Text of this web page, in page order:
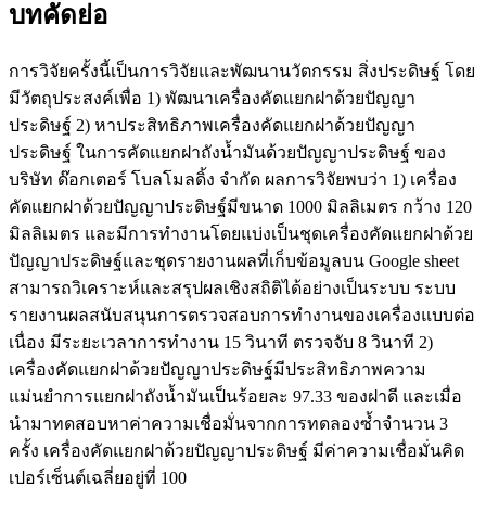
บทคัดย่อ
การวิจัยครั้งนี้เป็นการวิจัยและพัฒนานวัตกรรม สิ่งประดิษฐ์ โดย
มีวัตถุประสงค์เพื่อ 1) พัฒนาเครื่องคัดแยกฝาด้วยปัญญา
ประดิษฐ์ 2) หาประสิทธิภาพเครื่องคัดแยกฝาด้วยปัญญา
ประดิษฐ์ ในการคัดแยกฝาถังน้ำมันด้วยปัญญาประดิษฐ์ ของ
บริษัท ด๊อกเตอร์ โบลโมลดิ้ง จำกัด ผลการวิจัยพบว่า 1) เครื่อง
คัดแยกฝาด้วยปัญญาประดิษฐ์มีขนาด 1000 มิลลิเมตร กว้าง 120
มิลลิเมตร และมีการทำงานโดยแบ่งเป็นชุดเครื่องคัดแยกฝาด้วย
ปัญญาประดิษฐ์และชุดรายงานผลที่เก็บข้อมูลบน Google sheet
สามารถวิเคราะห์และสรุปผลเชิงสถิติได้อย่างเป็นระบบ ระบบ
รายงานผลสนับสนุนการตรวจสอบการทำงานของเครื่องแบบต่อ
เนื่อง มีระยะเวลาการทำงาน 15 วินาที ตรวจจับ 8 วินาที 2)
เครื่องคัดแยกฝาด้วยปัญญาประดิษฐ์มีประสิทธิภาพความ
แม่นยำการแยกฝาถังน้ำมันเป็นร้อยละ 97.33 ของฝาดี และเมื่อ
นำมาทดสอบหาค่าความเชื่อมั่นจากการทดลองซ้ำจำนวน 3
ครั้ง เครื่องคัดแยกฝาด้วยปัญญาประดิษฐ์ มีค่าความเชื่อมั่นคิด
เปอร์เซ็นต์เฉลี่ยอยู่ที่ 100